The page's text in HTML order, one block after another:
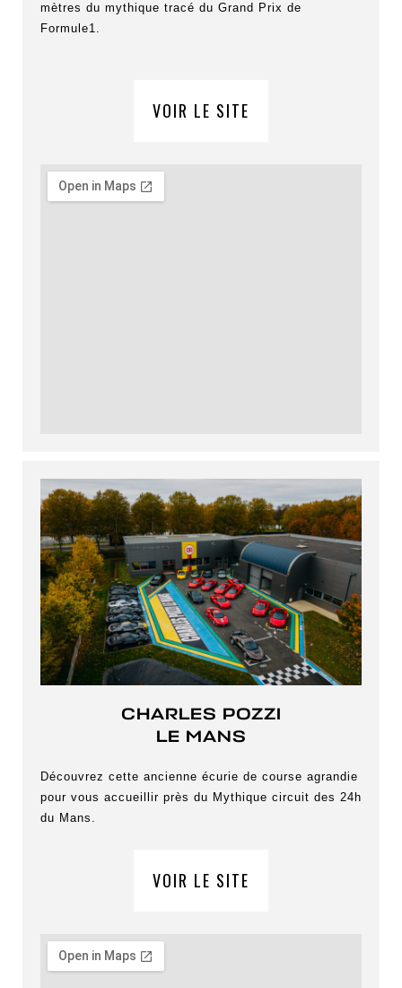
mètres du mythique tracé du Grand Prix de
Formule1.
VOIR LE SITE
CHARLES POZZI
LE MANS
Découvrez cette ancienne écurie de course agrandie
pour vous accueillir près du Mythique circuit des 24h
du Mans.
VOIR LE SITE